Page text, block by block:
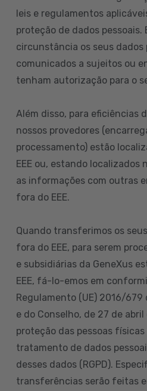
leis e regulamentos
proteção de dados pessoais.
circunstância os seus dados
comunicados a sujeitos ou
tenham autorização para o
Além disso, para eficiências
nossos provedores
processamento) estão
EEE ou, estando localizados
as informações com outras
fora do EEE.
Quando transferimos os
fora do EEE, para serem
e subsidiárias da GeneXus
EEE, fá-lo-emos em
Regulamento (UE) 2016/679
e do Conselho, de 27 de
proteção das pessoas
tratamento de dados
desses dados (RGPD).
transferências serão feitas